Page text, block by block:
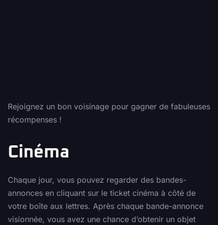
Rejoignez un bon voisinage pour gagner de fabuleuses
récompenses !
Cinéma
Chaque jour, vous pouvez regarder des bandes-
annonces en cliquant sur le ticket cinéma à côté de
votre boîte aux lettres. Après chaque bande-annonce
visionnée, vous avez une chance d’obtenir un objet